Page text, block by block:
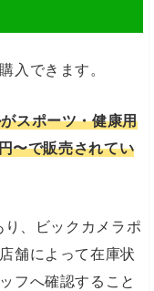
入できます。
スポーツ・健康用
〜で販売されてい
、ビックカメラポ
舗によって在庫状
フへ確認すること